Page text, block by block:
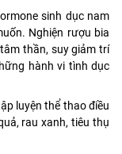
sinh dục nam
Nghiện rượu bia
thần, suy giảm trí
hành vi tình dục
luyện thể thao điều
rau xanh, tiêu thụ